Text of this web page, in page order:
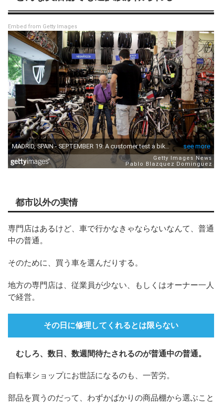
Embed from Getty Images
都市以外の実情
専門店はあるけど、車で行かなきゃならないなんて、普通
中の普通。
そのために、買う車を選んだりする。
地方の専門店は、従業員が少ない、もしくはオーナー一人
で経営。
その日に修理してくれるとは限らない
むしろ、数日、数週間待たされるのが普通中の普通。
自転車ショップにお世話になるのも、一苦労。
部品を買うのだって、わずかばかりの商品棚から選ぶこと